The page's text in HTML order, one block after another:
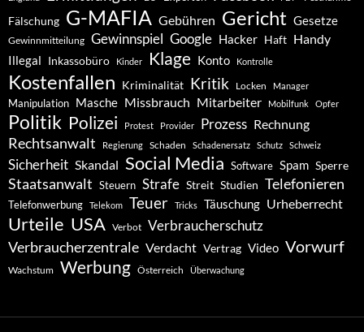
Fälschung G-MAFIA Gebühren Gericht Gesetze
Gewinnmitteilung Gewinnspiel Google Hacker Haft Handy
Illegal Inkassobüro Kinder Klage Konto Kontrolle
Kostenfallen Kriminalität Kritik Locken Manager
Manipulation Masche Missbrauch Mitarbeiter Mobilfunk Opfer
Politik Polizei Protest Provider Prozess Rechnung
Rechtsanwalt Regierung Schaden Schadenersatz Schutz Schweiz
Sicherheit Skandal Social Media Software Spam Sperre
Staatsanwalt Steuern Strafe Streit Studien Telefonieren
Telefonwerbung Telekom Teuer Tricks Täuschung Urheberrecht
Urteile USA Verbot Verbraucherschutz
Verbraucherzentrale Verdacht Vertrag Video Vorwurf
Wachstum Werbung Österreich Überwachung